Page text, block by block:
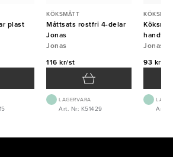
plast
KÖKSMÅTT
Måttsats rostfri 4-delar
Jonas
Jonas
116 kr/st
LAGERVARA
Art. Nr: K51429
handtag
Jonas
93 kr/st
Art.